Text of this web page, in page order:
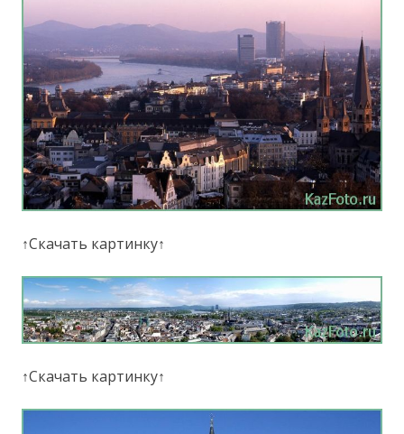
↑Скачать картинку↑
↑Скачать картинку↑